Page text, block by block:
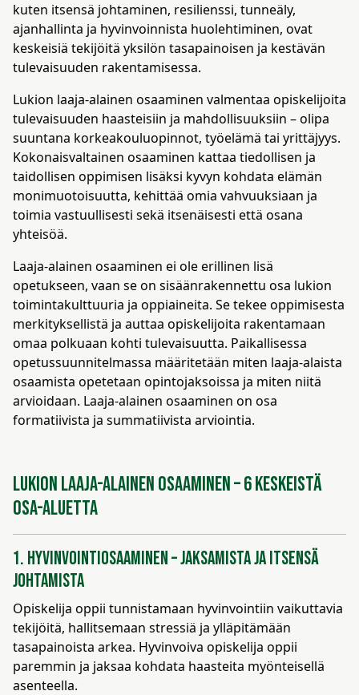
kuten itsensä johtaminen, resilienssi, tunneäly,
ajanhallinta ja hyvinvoinnista huolehtiminen, ovat
keskeisiä tekijöitä yksilön tasapainoisen ja kestävän
tulevaisuuden rakentamisessa​​.
Lukion laaja-alainen osaaminen valmentaa opiskelijoita
tulevaisuuden haasteisiin ja mahdollisuuksiin – olipa
suuntana korkeakouluopinnot, työelämä tai yrittäjyys.
Kokonaisvaltainen osaaminen kattaa tiedollisen ja
taidollisen oppimisen lisäksi kyvyn kohdata elämän
monimuotoisuutta, kehittää omia vahvuuksiaan ja
toimia vastuullisesti sekä itsenäisesti että osana
yhteisöä​.
Laaja-alainen osaaminen ei ole erillinen lisä
opetukseen, vaan se on sisäänrakennettu osa lukion
toimintakulttuuria ja oppiaineita. Se tekee oppimisesta
merkityksellistä ja auttaa opiskelijoita rakentamaan
omaa polkuaan kohti tulevaisuutta. Paikallisessa
opetussuunnitelmassa määritetään miten laaja-alaista
osaamista opetetaan opintojaksoissa ja miten niitä
arvioidaan. Laaja-alainen osaaminen on osa
formatiivista ja summatiivista arviointia.
Lukion laaja-alainen osaaminen – 6 keskeistä
osa-aluetta
1. Hyvinvointiosaaminen – Jaksamista ja itsensä
johtamista
Opiskelija oppii tunnistamaan hyvinvointiin vaikuttavia
tekijöitä, hallitsemaan stressiä ja ylläpitämään
tasapainoista arkea. Hyvinvoiva opiskelija oppii
paremmin ja jaksaa kohdata haasteita myönteisellä
asenteella.